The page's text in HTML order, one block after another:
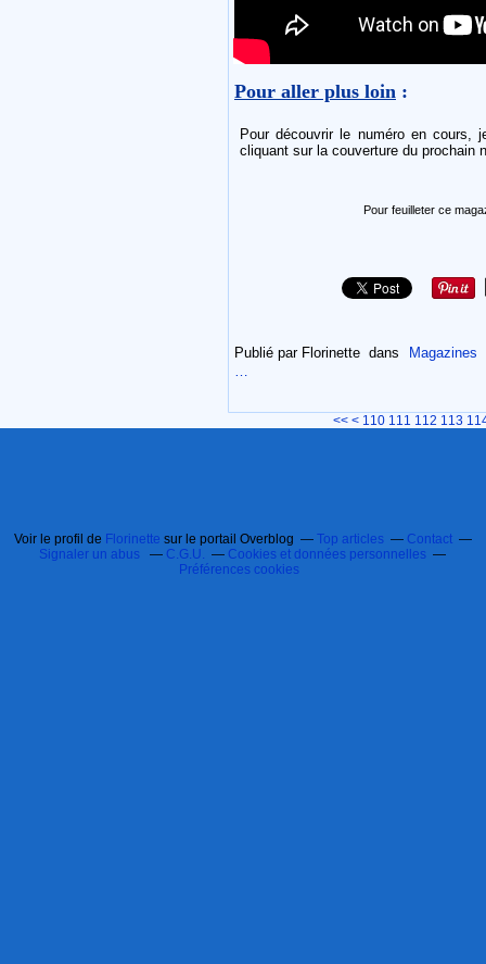
Pour aller plus loin :
Pour découvrir le numéro en
cliquant sur la couverture du prochain
Pour feuilleter ce
Publié par Florinette dans
Magazines
<< < 100
110 111 112 113
Voir le profil de Florinette sur le portail Overblog Top articles
Contact
Signaler un abus
C.G.U.
Cookies et données personnelles
Préférences cookies